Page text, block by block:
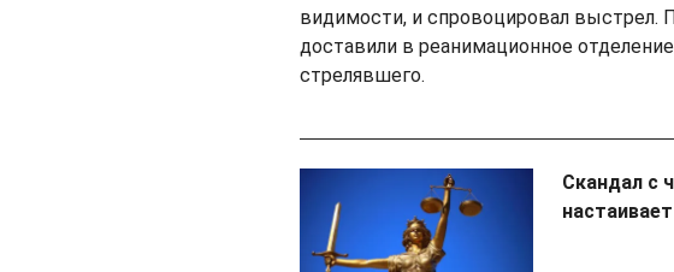
видимости, и спровоцировал выстрел.
доставили в реанимационное
стрелявшего.
Скандал с